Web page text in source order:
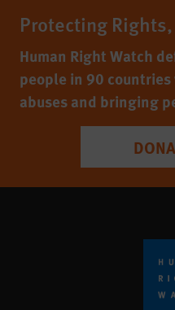
Protecting
Human Right Watch
people in 90
abuses and bringing